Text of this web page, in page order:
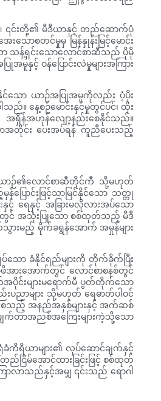
ည်။ ၎င်းတို့၏ မီဒီယာနှင့် တည်ဆောက်ပုံ
ာစတင်မှုမှ မြန်နှုန်းမြင့်မောင်း
ာ သန့်ရှင်းသောလောင်စာဆီသည် ပိုမို
နှင့် ဝန်ပြောင်းလဲမှုများအကြား
နိုင်သော ယာဉ်အပြုအမူကိုလည်း ပံ့ပိုး
ည်။ နေ့စဉ်မောင်းနှင်မှုတွင်ပင်၊ ထိုး
အရှိန်အဟုန်လျော့နည်းစေနိုင်သည်။
ာအတိုင်း ပေးအပ်ရန် ကူညီပေးသည့်
နှင့် ယာဉ်၏လောင်စာဆီတိုင်ကီ သို့မဟုတ်
ြောင်းဖြင့်သာမြင်နိုင်သော သတ္တု
င့် ရေနှင့် အခြားမလိုလားအပ်သော
ားတွင် အသုံးပြုသော စစ်ထုတ်သည့် မီဒီ
သွားမည့် မိုက်ခရွန်အောက် အမှုန်များ
သော ခံနိုင်ရည်များကို တိုက်ခိုက်ပြီး
ဖိအားအောက်တွင် လောင်စာစနစ်တွင်
ပိုင်းများမရောက်မီ ပွတ်တိုက်သော
ပညာများ သို့မဟုတ် ရေဓာတ်ပါဝင်
းစေသည့် အနည်အနှစ်များနှင့် အက်ဆစ်
ျက်တာအညစ်အကြေးများကဲ့သို့သော
ကိရိယာများ၏ လုပ်ဆောင်ချက်နှင့်
ြိမ်အောင်ထားခြင်းဖြင့် စစ်ထုတ်
ာလာသည်နှင့်အမျှ ၎င်းသည် ရောဂါ